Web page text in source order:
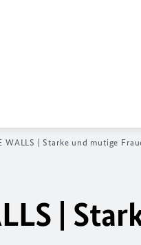
WALLS | Starke und mutige
|